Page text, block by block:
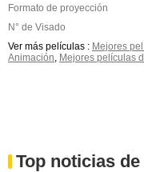
Formato de proyección
N° de Visado
Ver más películas : Mejores
Animación, Mejores películas
Top noticias